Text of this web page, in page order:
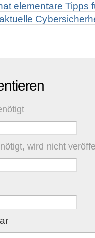
elementare Tipps
wird nicht